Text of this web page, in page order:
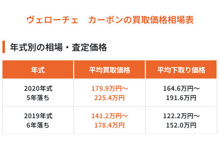
ヴェローチェ カーボンの買取価格相場表
年式別の相場・査定価格
年式 平均買取価格 平均下取り価格
2020年式
5年落ち
179.9万円～
225.4万円
164.6万円～
191.6万円
2019年式
6年落ち
141.2万円～
178.4万円
122.2万円～
152.0万円